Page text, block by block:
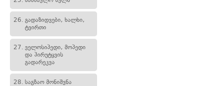
26. გადაზიდვები, ხალხი,
ტვირთი
27. ველოსიპედი, მოპედი
და პირუტყვის
გადარეკვა
28. საგზაო მონიშვნა